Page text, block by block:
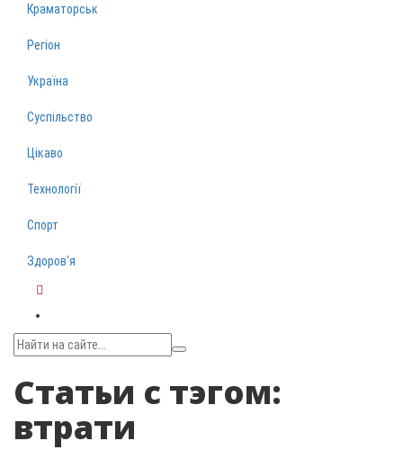
Краматорськ
Регіон
Україна
Суспільство
Цікаво
Технології
Спорт
Здоров‘я
Статьи с тэгом:
втрати